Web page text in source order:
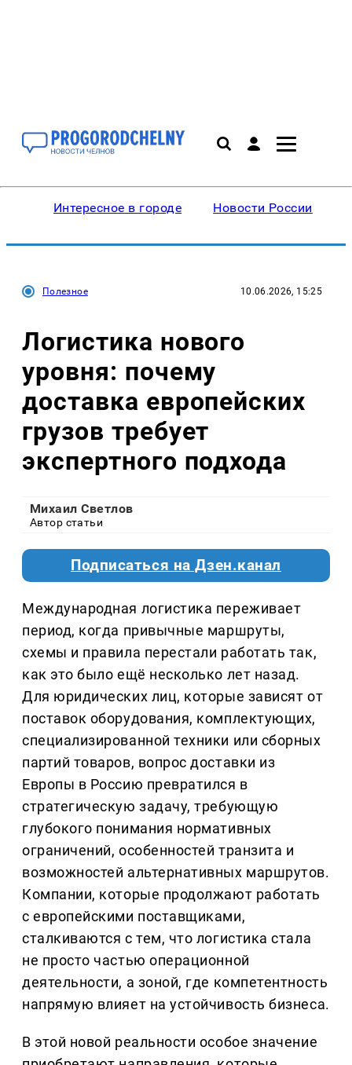
Интересное в городе Новости России
Полезное 10.06.2026, 15:25
Логистика нового
уровня: почему
доставка европейских
грузов требует
экспертного подхода
Михаил Светлов
Автор статьи
Подписаться на Дзен.канал
Международная логистика переживает
период, когда привычные маршруты,
схемы и правила перестали работать так,
как это было ещё несколько лет назад.
Для юридических лиц, которые зависят от
поставок оборудования, комплектующих,
специализированной техники или сборных
партий товаров, вопрос доставки из
Европы в Россию превратился в
стратегическую задачу, требующую
глубокого понимания нормативных
ограничений, особенностей транзита и
возможностей альтернативных маршрутов.
Компании, которые продолжают работать
с европейскими поставщиками,
сталкиваются с тем, что логистика стала
не просто частью операционной
деятельности, а зоной, где компетентность
напрямую влияет на устойчивость бизнеса.
В этой новой реальности особое значение